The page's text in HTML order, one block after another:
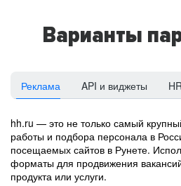
Варианты
Реклама API и виджеты
hh.ru — это не только самый
работы и подбора персонала в
посещаемых сайтов в Рунете.
форматы для продвижения
продукта или услуги.